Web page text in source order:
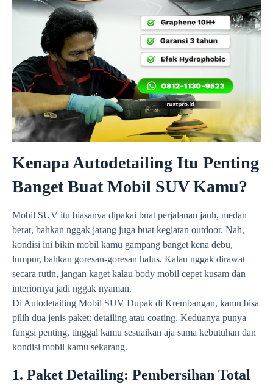
Kenapa Autodetailing Itu Penting
Banget Buat Mobil SUV Kamu?
Mobil SUV itu biasanya dipakai buat perjalanan jauh, medan
berat, bahkan nggak jarang juga buat kegiatan outdoor. Nah,
kondisi ini bikin mobil kamu gampang banget kena debu,
lumpur, bahkan goresan-goresan halus. Kalau nggak dirawat
secara rutin, jangan kaget kalau body mobil cepet kusam dan
interiornya jadi nggak nyaman.
Di Autodetailing Mobil SUV Dupak di Krembangan, kamu bisa
pilih dua jenis paket: detailing atau coating. Keduanya punya
fungsi penting, tinggal kamu sesuaikan aja sama kebutuhan dan
kondisi mobil kamu sekarang.
1. Paket Detailing: Pembersihan Total